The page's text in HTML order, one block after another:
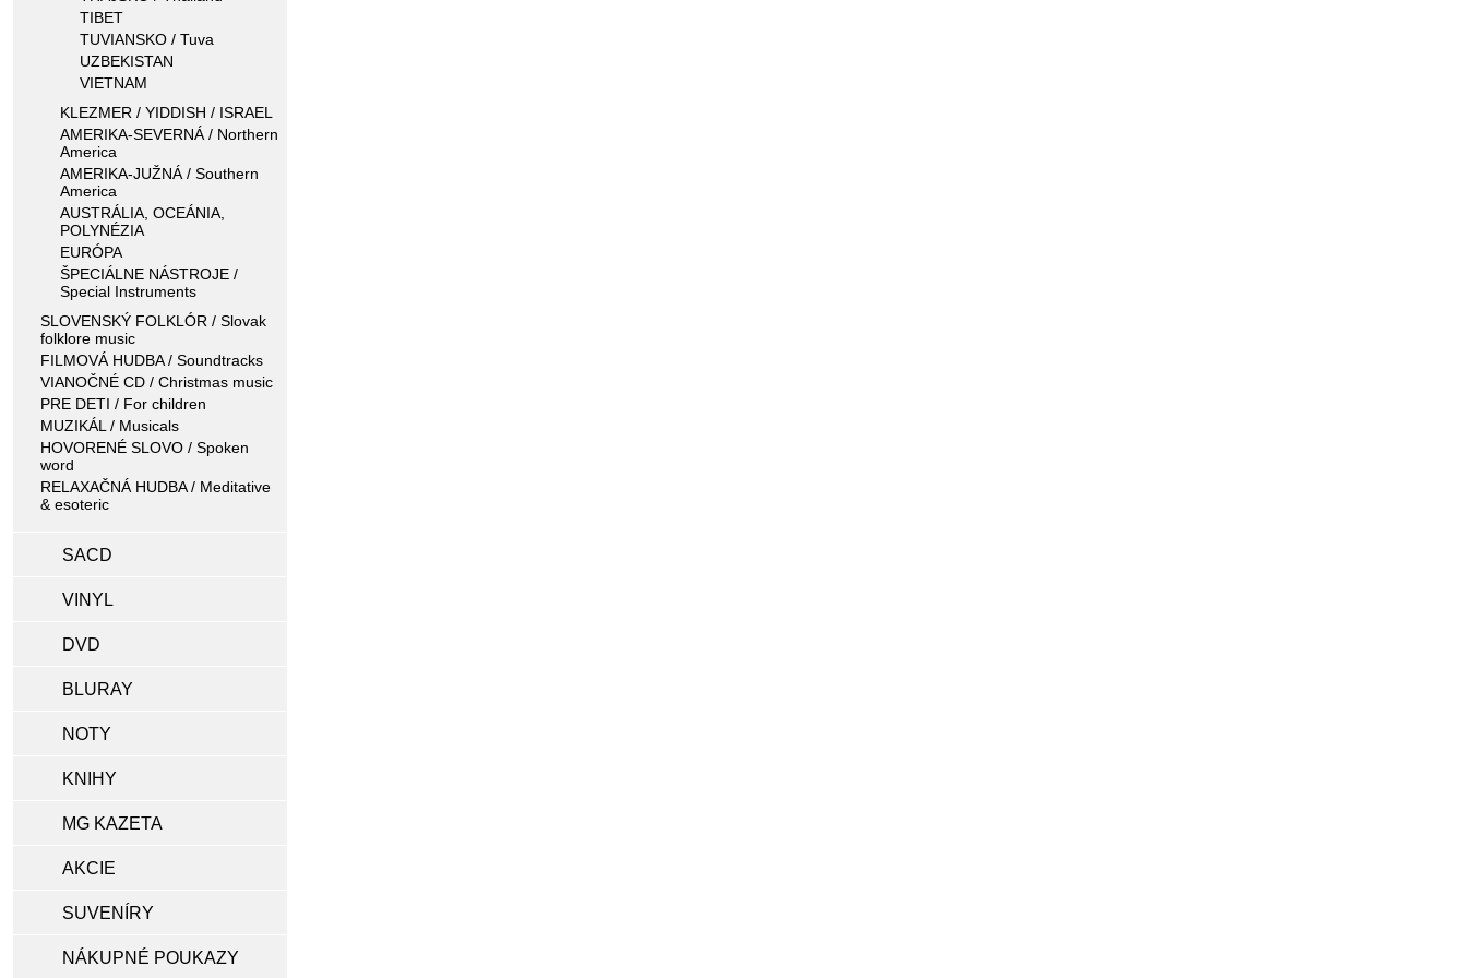
TIBET
TUVIANSKO / Tuva
UZBEKISTAN
VIETNAM
KLEZMER / YIDDISH / ISRAEL
AMERIKA-SEVERNÁ / Northern
America
AMERIKA-JUŽNÁ / Southern
America
AUSTRÁLIA, OCEÁNIA,
POLYNÉZIA
EURÓPA
ŠPECIÁLNE NÁSTROJE /
Special Instruments
SLOVENSKÝ FOLKLÓR / Slovak
folklore music
FILMOVÁ HUDBA / Soundtracks
VIANOČNÉ CD / Christmas music
PRE DETI / For children
MUZIKÁL / Musicals
HOVORENÉ SLOVO / Spoken
word
RELAXAČNÁ HUDBA / Meditative
& esoteric
SACD
VINYL
DVD
BLURAY
NOTY
KNIHY
MG KAZETA
AKCIE
SUVENÍRY
NÁKUPNÉ POUKAZY